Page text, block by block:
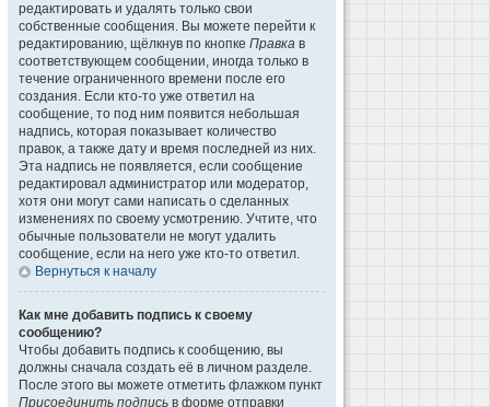
редактировать и удалять только свои
собственные сообщения. Вы можете перейти к
редактированию, щёлкнув по кнопке Правка в
соответствующем сообщении, иногда только в
течение ограниченного времени после его
создания. Если кто-то уже ответил на
сообщение, то под ним появится небольшая
надпись, которая показывает количество
правок, а также дату и время последней из них.
Эта надпись не появляется, если сообщение
редактировал администратор или модератор,
хотя они могут сами написать о сделанных
изменениях по своему усмотрению. Учтите, что
обычные пользователи не могут удалить
сообщение, если на него уже кто-то ответил.
Вернуться к началу
Как мне добавить подпись к своему
сообщению?
Чтобы добавить подпись к сообщению, вы
должны сначала создать её в личном разделе.
После этого вы можете отметить флажком пункт
Присоединить подпись в форме отправки